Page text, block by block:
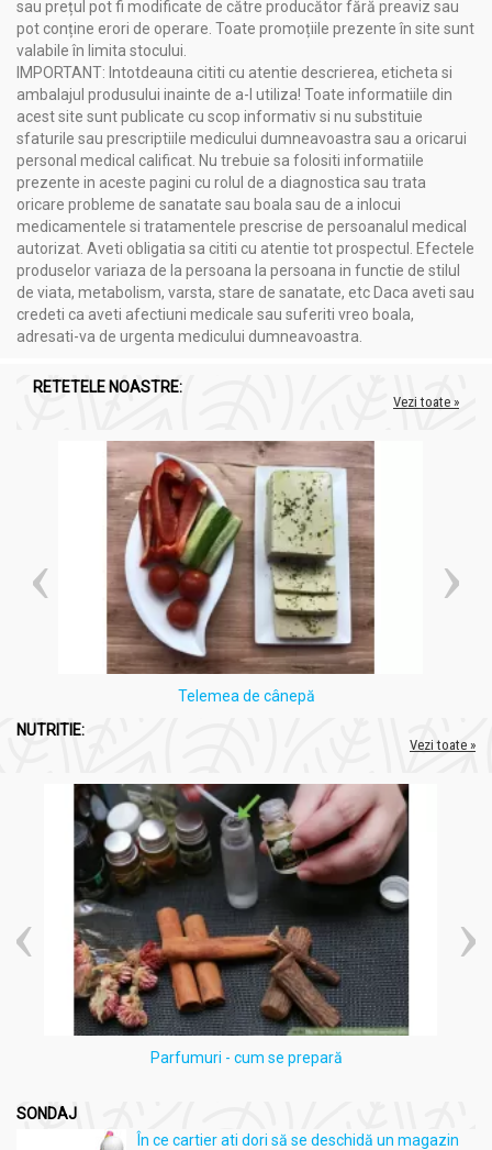
medicului ambalajul.
sau prețul pot fi modificate de către producător fără preaviz sau
pot conține erori de operare. Toate promoțiile prezente în site sunt
valabile în limita stocului.
IMPORTANT: Intotdeauna cititi cu atentie descrierea, eticheta si
ambalajul produsului inainte de a-l utiliza! Toate informatiile din
acest site sunt publicate cu scop informativ si nu substituie
sfaturile sau prescriptiile medicului dumneavoastra sau a oricarui
personal medical calificat. Nu trebuie sa folositi informatiile
prezente in aceste pagini cu rolul de a diagnostica sau trata
oricare probleme de sanatate sau boala sau de a inlocui
medicamentele si tratamentele prescrise de persoanalul medical
autorizat. Aveti obligatia sa cititi cu atentie tot prospectul. Efectele
produselor variaza de la persoana la persoana in functie de stilul
de viata, metabolism, varsta, stare de sanatate, etc Daca aveti sau
credeti ca aveti afectiuni medicale sau suferiti vreo boala,
adresati-va de urgenta medicului dumneavoastra.
RETETELE NOASTRE:
Vezi toate »
Telemea de cânepă
NUTRITIE:
Vezi toate »
Parfumuri - cum se prepară
SONDAJ
În ce cartier ati dori să se deschidă un magazin